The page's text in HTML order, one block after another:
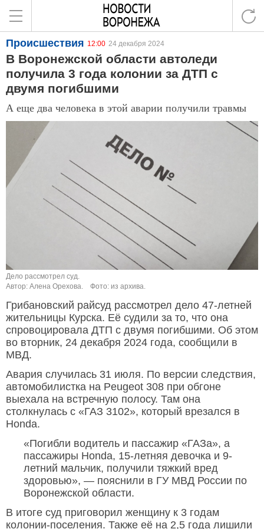
Происшествия 12:00 24 декабря 2024
В Воронежской области автоледи
получила 3 года колонии за ДТП с
двумя погибшими
А еще два человека в этой аварии получили травмы
Дело рассмотрел суд.
Автор: Алена Орехова.
Фото: из архива.
Грибановский райсуд рассмотрел дело 47-летней
жительницы Курска. Её судили за то, что она
спровоцировала ДТП с двумя погибшими. Об этом
во вторник, 24 декабря 2024 года, сообщили в
МВД.
Авария случилась 31 июля. По версии следствия,
автомобилистка на Peugeot 308 при обгоне
выехала на встречную полосу. Там она
столкнулась с «ГАЗ 3102», который врезался в
Honda.
«Погибли водитель и пассажир «ГАЗа», а
пассажиры Honda, 15-летняя девочка и 9-
летний мальчик, получили тяжкий вред
здоровью», — пояснили в ГУ МВД России по
Воронежской области.
В итоге суд приговорил женщину к 3 годам
колонии-поселения. Также её на 2,5 года лишили